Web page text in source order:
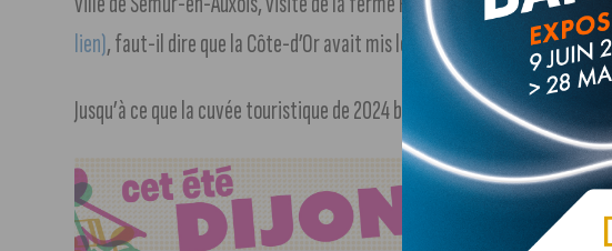
lien), faut-il dire que la Côte-d’Or avait mis les petits plats dans les
Jusqu’à ce que la cuvée touristique de 2024 batte lerecord de celle de